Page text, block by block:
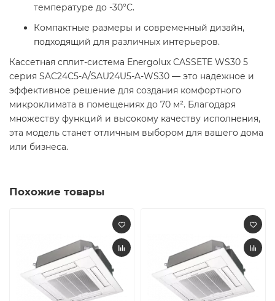
температуре до -30°C.
Компактные размеры и современный дизайн,
подходящий для различных интерьеров.
Кассетная сплит-система Energolux CASSETE WS30 5
серия SAC24C5-A/SAU24U5-A-WS30 — это надежное и
эффективное решение для создания комфортного
микроклимата в помещениях до 70 м². Благодаря
множеству функций и высокому качеству исполнения,
эта модель станет отличным выбором для вашего дома
или бизнеса.
Похожие товары